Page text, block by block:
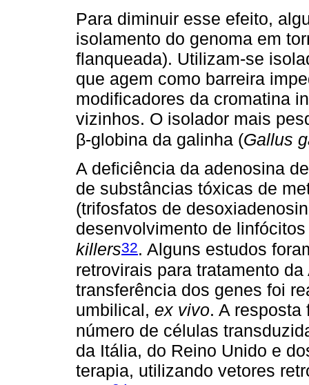
Para diminuir esse efeito,
isolamento do genoma em
flanqueada). Utilizam-se
que agem como barreira
modificadores da cromatina
vizinhos. O isolador mais
β-globina da galinha (Gallus
A deficiência da adenosina
de substâncias tóxicas de
(trifosfatos de
desenvolvimento de
killers32. Alguns estudos
retrovirais para tratamento
transferência dos genes foi
umbilical, ex vivo. A
número de células
da Itália, do Reino Unido e
terapia, utilizando vetores